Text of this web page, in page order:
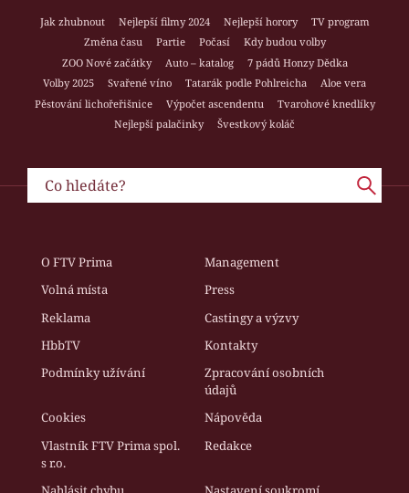
Jak zhubnout Nejlepší filmy 2024 Nejlepší horory
TV program
Změna času
Partie Počasí
Kdy budou volby
ZOO Nové začátky
Auto – katalog
7 pádů Honzy Dědka
Volby 2025
Svařené víno Tatarák podle Pohlreicha
Aloe vera
Pěstování lichořeřišnice
Výpočet ascendentu
Tvarohové knedlíky
Nejlepší palačinky
Švestkový koláč
O FTV Prima
Management
Volná místa
Press
Reklama
Castingy a výzvy
HbbTV
Kontakty
Podmínky užívání
Zpracování osobních
údajů
Cookies
Nápověda
Vlastník FTV Prima spol.
s r.o.
Redakce